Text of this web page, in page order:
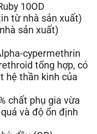
10OD
từ nhà sản xuất)
sản xuất)
cypermethrin
tổng hợp, có
hệ thần kinh của
chất phụ gia vừa
và độ ổn định